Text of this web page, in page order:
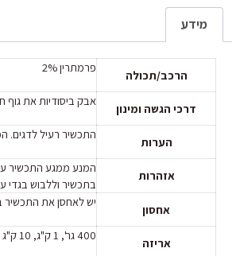
מידע
הרכב/תכולה
פרמתרין 2%
דרכי הגשה ומינון
אבק ביסודיות את
הערות
התכשיר רעיל לדגים.
אזהרות
המנע ממגע התכשיר עם
בתכשיר וללבוש בגדי
אחסון
יש לאחסן את התכשיר
אריזה
400 גר', 1 ק"ג, 10 ק"ג